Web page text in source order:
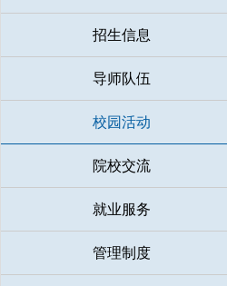
招生信息
导师队伍
校园活动
院校交流
就业服务
管理制度